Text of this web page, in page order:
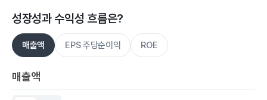
성장성과 수익성 흐름은?
매출액 EPS 주당순이익 ROE
매출액